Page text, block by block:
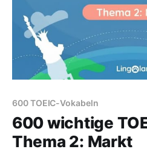
600 TOEIC-Vokabeln
600 wichtige
Thema 2: Markt